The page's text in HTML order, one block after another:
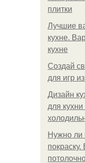
плитки
Лучшие
кухне.
кухне
Создай
для игр
Дизайн
для
Нужно ли